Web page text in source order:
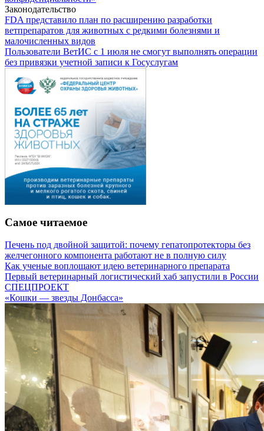
Законодательство
FDA представило план по расширению разработки
ветпрепаратов для животных с редкими болезнями и
малочисленных видов
Пользователи ВетИС с 1 июля не смогут выполнять операции
без привязки учетной записи к Госуслугам
Самое читаемое
Печень под двойной защитой: почему гепатопротекторы без
желчегонного компонента работают не в полную силу
Как ученые воплощают идею ветеринарного препарата
Первый ветеринарный логистический хаб запустили в России
СПЕЦПРОЕКТ
«Кошки — звезды Донбасса»